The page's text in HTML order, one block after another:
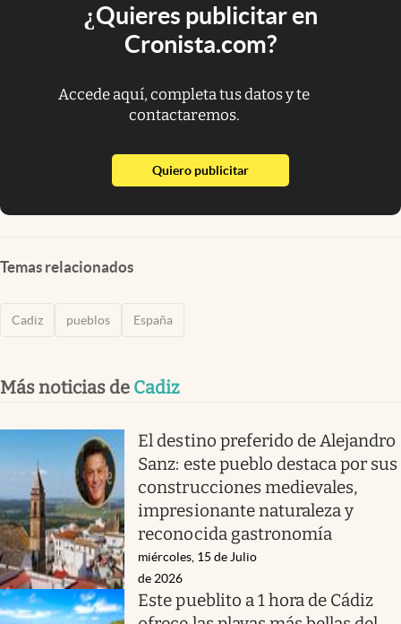
¿Quieres publicitar en
Cronista.com?
Accede aquí, completa tus datos y te
contactaremos.
Quiero publicitarabre en nueva pestaña
Temas relacionados
Cadiz pueblos España
Más noticias de Cadiz
El destino preferido de Alejandro
Sanz: este pueblo destaca por sus
construcciones medievales,
impresionante naturaleza y
reconocida gastronomía
miércoles, 15 de Julio
de 2026
Este pueblito a 1 hora de Cádiz